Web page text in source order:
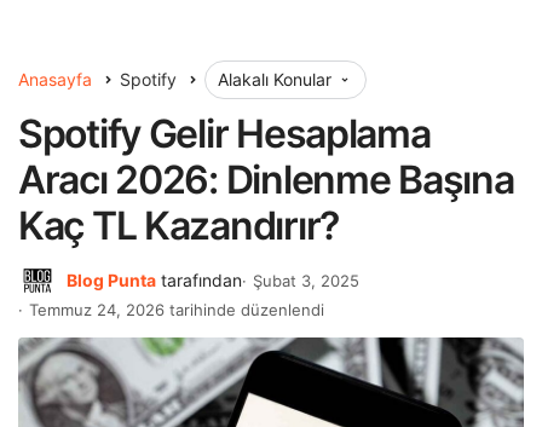
Anasayfa Spotify Alakalı Konular
Spotify Gelir Hesaplama
Aracı 2026: Dinlenme Başına
Kaç TL Kazandırır?
Blog Punta tarafından
Şubat 3, 2025
Temmuz 24, 2026 tarihinde düzenlendi